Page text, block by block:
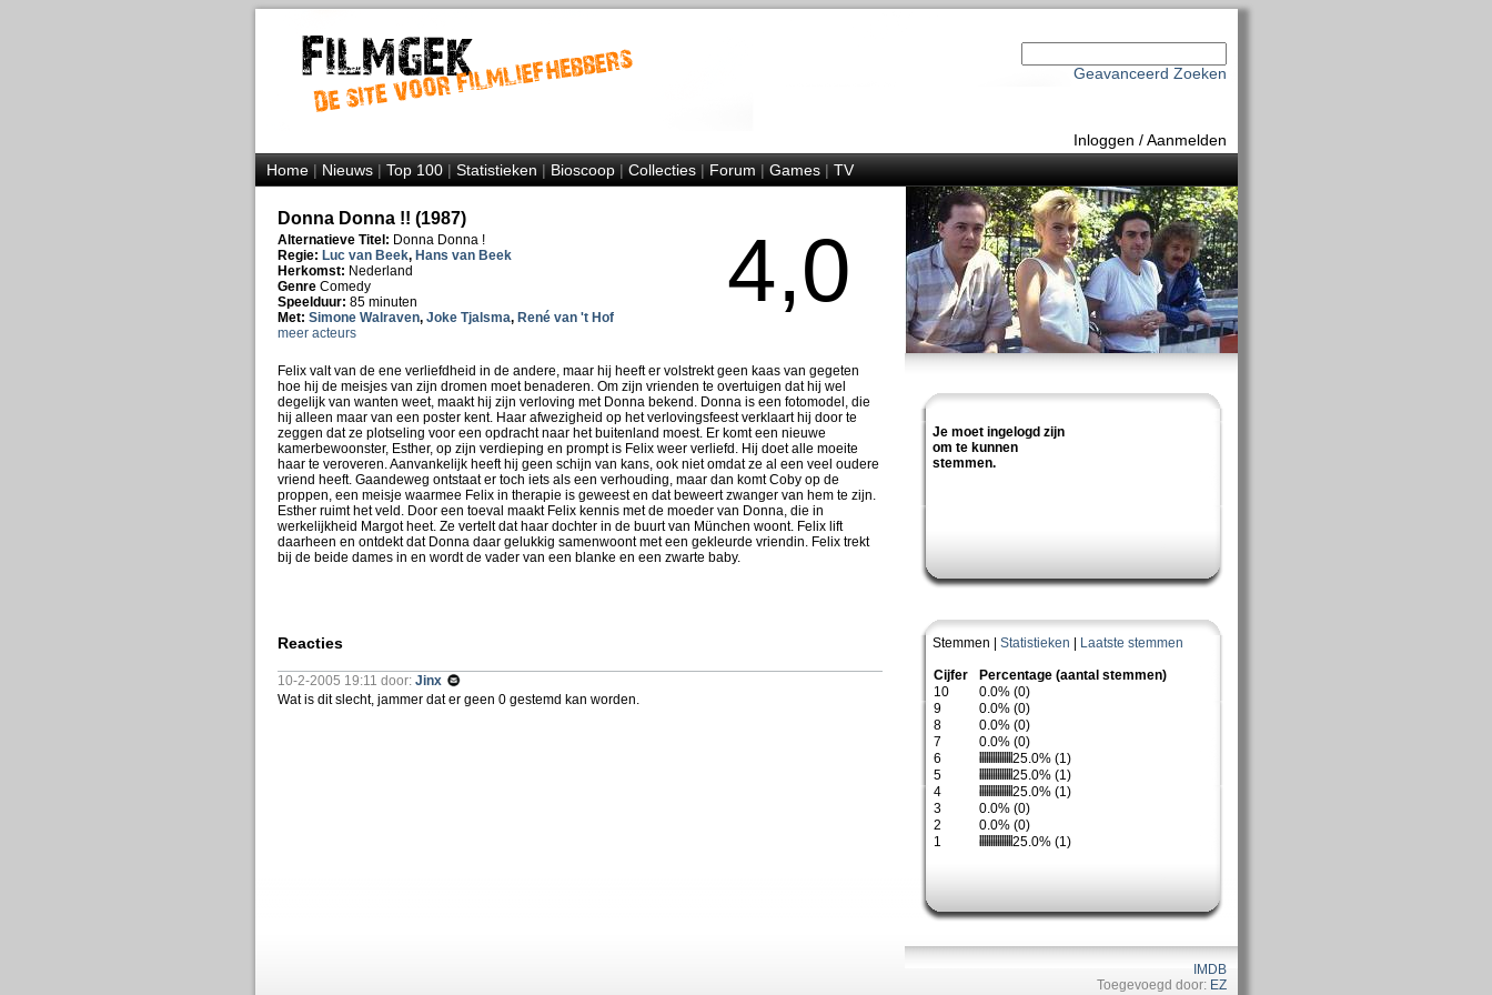
Geavanceerd Zoeken
Inloggen /Aanmelden
Home|Nieuws|Top 100|Statistieken|Bioscoop|Collecties|Forum|Games|TV
Je moet ingelogd zijn
om te kunnen
stemmen.
Stemmen | Statistieken Laatste stemmen
Cijfer
Percentage (aantal stemmen)
10
0.0% (0)
9
0.0% (0)
8
0.0% (0)
7
0.0% (0)
6
25.0% (1)
5
25.0% (1)
4
25.0% (1)
3
0.0% (0)
2
0.0% (0)
1
25.0% (1)
IMDB
Toegevoegd door: EZ
Donna Donna !! (1987)
Alternatieve Titel: Donna Donna !
Regie: Luc van Beek, Hans van Beek
Herkomst: Nederland
Genre Comedy
Speelduur: 85 minuten
Met: Simone Walraven, Joke Tjalsma, René van 't Hof
meer acteurs
4,0
Felix valt van de ene verliefdheid in de andere, maar hij heeft er volstrekt geen kaas van gegeten
hoe hij de meisjes van zijn dromen moet benaderen. Om zijn vrienden te overtuigen dat hij wel
degelijk van wanten weet, maakt hij zijn verloving met Donna bekend. Donna is een fotomodel, die
hij alleen maar van een poster kent. Haar afwezigheid op het verlovingsfeest verklaart hij door te
zeggen dat ze plotseling voor een opdracht naar het buitenland moest. Er komt een nieuwe
kamerbewoonster, Esther, op zijn verdieping en prompt is Felix weer verliefd. Hij doet alle moeite
haar te veroveren. Aanvankelijk heeft hij geen schijn van kans, ook niet omdat ze al een veel oudere
vriend heeft. Gaandeweg ontstaat er toch iets als een verhouding, maar dan komt Coby op de
proppen, een meisje waarmee Felix in therapie is geweest en dat beweert zwanger van hem te zijn.
Esther ruimt het veld. Door een toeval maakt Felix kennis met de moeder van Donna, die in
werkelijkheid Margot heet. Ze vertelt dat haar dochter in de buurt van München woont. Felix lift
daarheen en ontdekt dat Donna daar gelukkig samenwoont met een gekleurde vriendin. Felix trekt
bij de beide dames in en wordt de vader van een blanke en een zwarte baby.
Reacties
10-2-2005 19:11 door: Jinx
Wat is dit slecht, jammer dat er geen 0 gestemd kan worden.